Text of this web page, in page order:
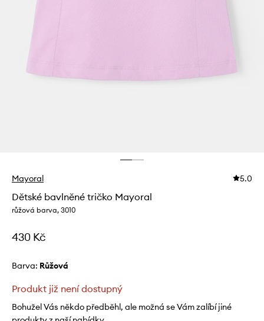
Mayoral 5.0
Dětské bavlněné tričko Mayoral
růžová barva, 3010
430 Kč
Barva: růžová
Produkt již není dostupný
Bohužel Vás někdo předběhl, ale možná se Vám zalíbí jiné